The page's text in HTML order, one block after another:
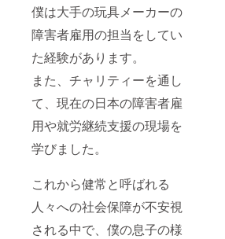
僕は大手の玩具メーカーの
障害者雇用の担当をしてい
た経験があります。
また、チャリティーを通し
て、現在の日本の障害者雇
用や就労継続支援の現場を
学びました。
これから健常と呼ばれる
人々への社会保障が不安視
される中で、僕の息子の様